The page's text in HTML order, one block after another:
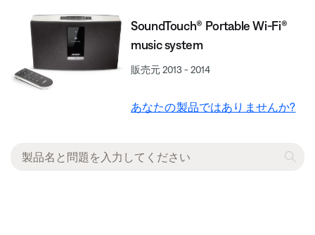
SoundTouch® Portable Wi-Fi®
music system
販売元 2013 - 2014
あなたの製品ではありませんか?